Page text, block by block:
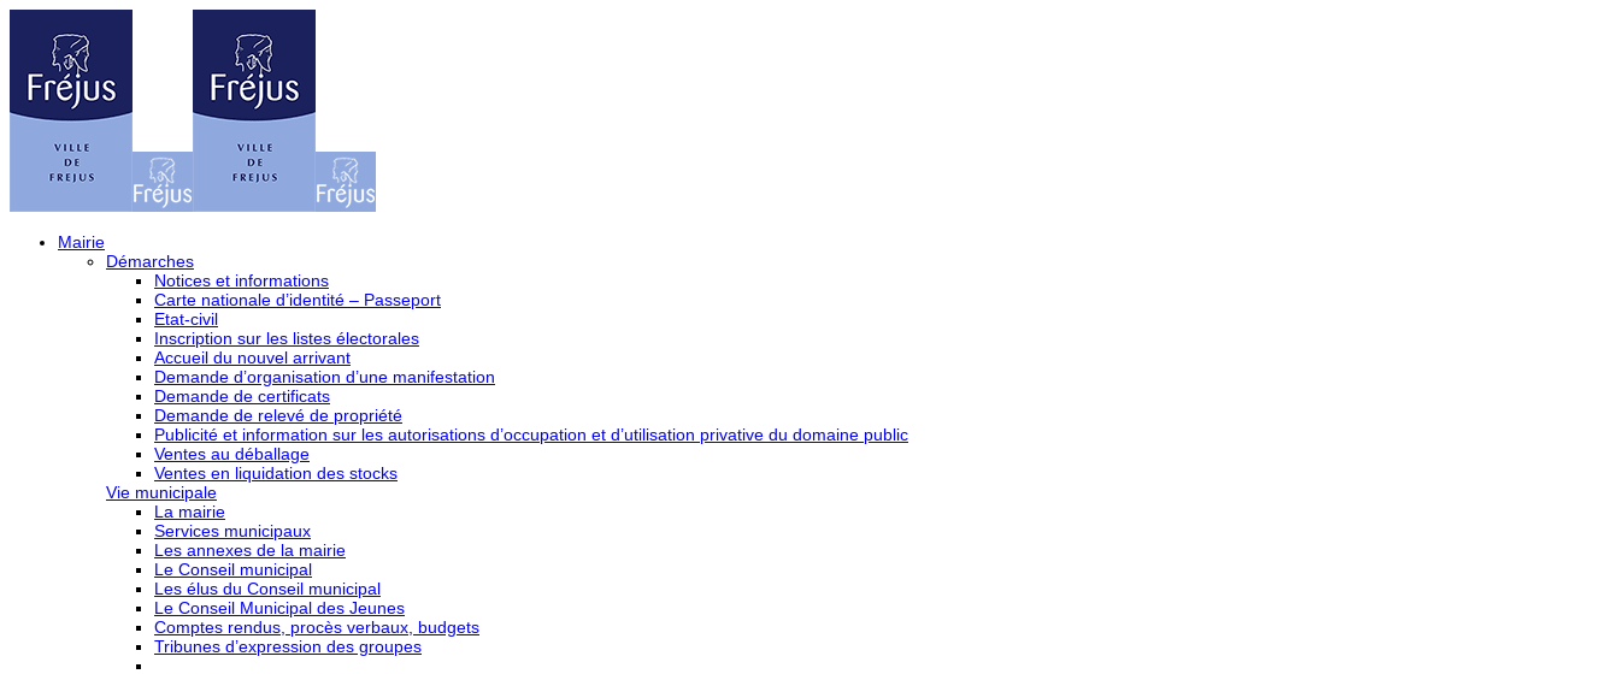
Mairie
Démarches
Notices et informations
Carte nationale d’identité – Passeport
Etat-civil
Inscription sur les listes électorales
Accueil du nouvel arrivant
Demande d’organisation d’une manifestation
Demande de certificats
Demande de relevé de propriété
Publicité et information sur les autorisations d’occupation et d’utilisation privative du domaine public
Ventes au déballage
Ventes en liquidation des stocks
Vie municipale
La mairie
Services municipaux
Les annexes de la mairie
Le Conseil municipal
Les élus du Conseil municipal
Le Conseil Municipal des Jeunes
Comptes rendus, procès verbaux, budgets
Tribunes d’expression des groupes